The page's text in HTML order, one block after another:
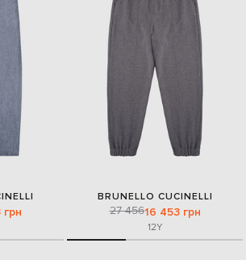
BRUNELLO CUCINELLI
27 45616 453 грн
12Y